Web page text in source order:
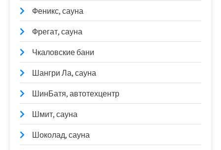
Феникс, сауна
Фрегат, сауна
Чкаловские бани
Шангри Ла, сауна
ШинБатя, автотехцентр
Шмит, сауна
Шоколад, сауна